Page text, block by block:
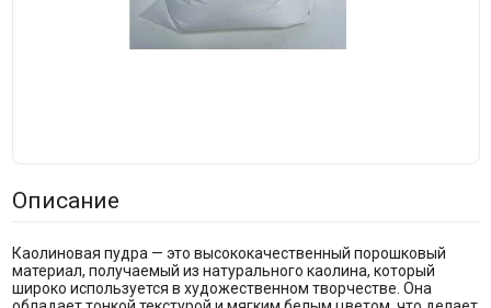
Описание
Каолиновая пудра — это высококачественный порошковый
материал, получаемый из натурального каолина, который
широко используется в художественном творчестве. Она